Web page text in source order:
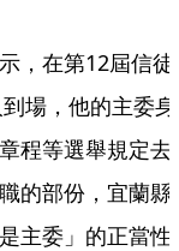
，在第12屆信徒
場，他的主委身
程等選舉規定去
的部份，宜蘭縣
主委」的正當性